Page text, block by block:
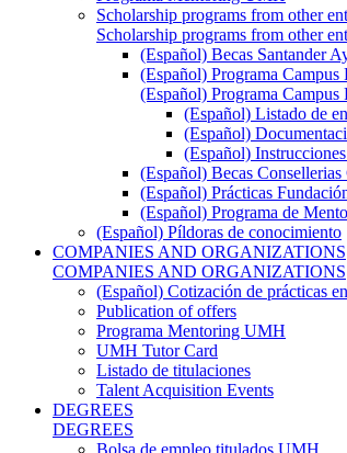
Scholarship programs from other
Scholarship programs from other
(Español) Becas Santander
(Español) Programa Campus
(Español) Programa Campus
(Español) Listado de
(Español)
(Español)
(Español) Becas
(Español) Prácticas
(Español) Programa de
(Español) Píldoras de conocimiento
COMPANIES AND ORGANIZATIONS
COMPANIES AND ORGANIZATIONS
(Español) Cotización de prácticas
Publication of offers
Programa Mentoring UMH
UMH Tutor Card
Listado de titulaciones
Talent Acquisition Events
DEGREES
DEGREES
Bolsa de empleo titulados UMH